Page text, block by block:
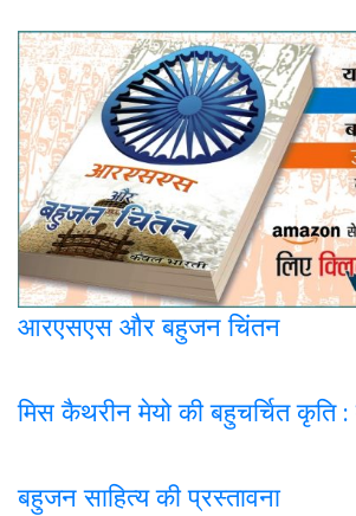
आरएसएस और बहुजन चिंतन
मिस कैथरीन मेयो की बहुचर्चित कृति :
बहुजन साहित्य की प्रस्तावना